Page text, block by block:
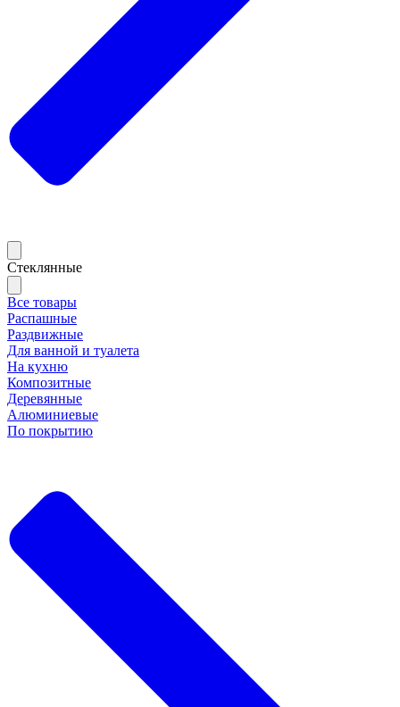
Стеклянные
Все товары
Распашные
Раздвижные
Для ванной и туалета
На кухню
Композитные
Деревянные
Алюминиевые
По покрытию